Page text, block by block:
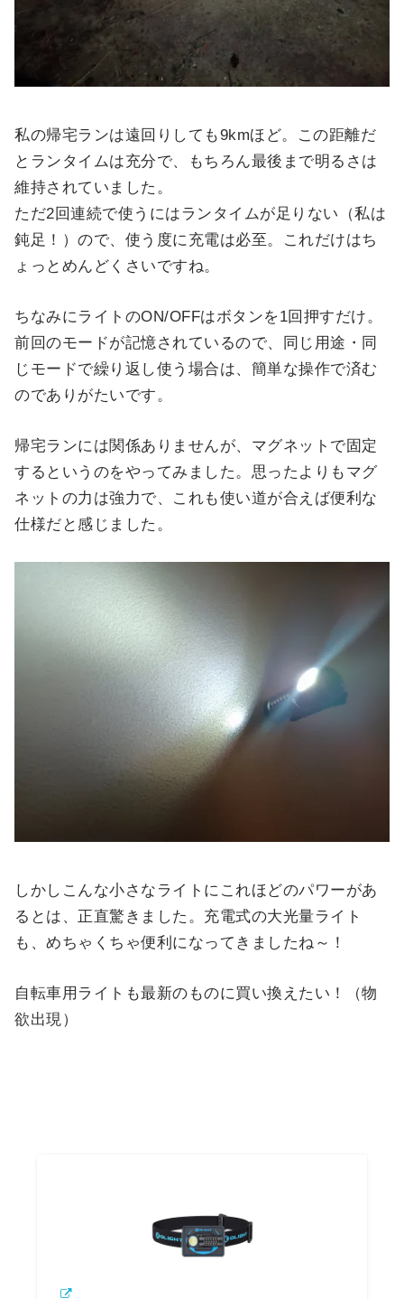
私の帰宅ランは遠回りしても9kmほど。この距離だ
とランタイムは充分で、もちろん最後まで明るさは
維持されていました。
ただ2回連続で使うにはランタイムが足りない（私は
鈍足！）ので、使う度に充電は必至。これだけはち
ょっとめんどくさいですね。
ちなみにライトのON/OFFはボタンを1回押すだけ。
前回のモードが記憶されているので、同じ用途・同
じモードで繰り返し使う場合は、簡単な操作で済む
のでありがたいです。
帰宅ランには関係ありませんが、マグネットで固定
するというのをやってみました。思ったよりもマグ
ネットの力は強力で、これも使い道が合えば便利な
仕様だと感じました。
しかしこんな小さなライトにこれほどのパワーがあ
るとは、正直驚きました。充電式の大光量ライト
も、めちゃくちゃ便利になってきましたね～！
自転車用ライトも最新のものに買い換えたい！（物
欲出現）